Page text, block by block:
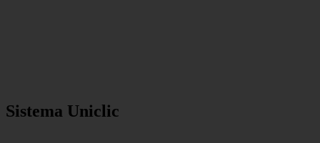
Sistema Uniclic